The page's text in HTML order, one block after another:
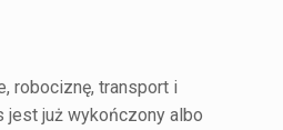
robociznę, transport i
jest już wykończony albo